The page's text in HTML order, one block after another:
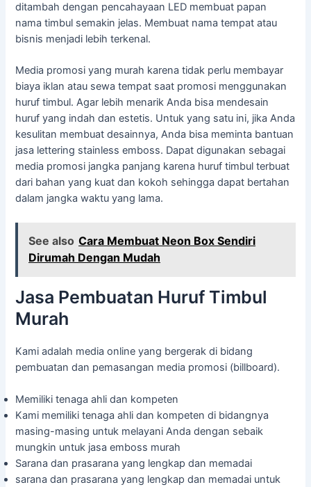
ditambah dengan pencahayaan LED membuat papan
nama timbul semakin jelas. Membuat nama tempat atau
bisnis menjadi lebih terkenal.
Media promosi yang murah karena tidak perlu membayar
biaya iklan atau sewa tempat saat promosi menggunakan
huruf timbul. Agar lebih menarik Anda bisa mendesain
huruf yang indah dan estetis. Untuk yang satu ini, jika Anda
kesulitan membuat desainnya, Anda bisa meminta bantuan
jasa lettering stainless emboss. Dapat digunakan sebagai
media promosi jangka panjang karena huruf timbul terbuat
dari bahan yang kuat dan kokoh sehingga dapat bertahan
dalam jangka waktu yang lama.
See also Cara Membuat Neon Box Sendiri
Dirumah Dengan Mudah
Jasa Pembuatan Huruf Timbul
Murah
Kami adalah media online yang bergerak di bidang
pembuatan dan pemasangan media promosi (billboard).
Memiliki tenaga ahli dan kompeten
Kami memiliki tenaga ahli dan kompeten di bidangnya
masing-masing untuk melayani Anda dengan sebaik
mungkin untuk jasa emboss murah
Sarana dan prasarana yang lengkap dan memadai
sarana dan prasarana yang lengkap dan memadai untuk